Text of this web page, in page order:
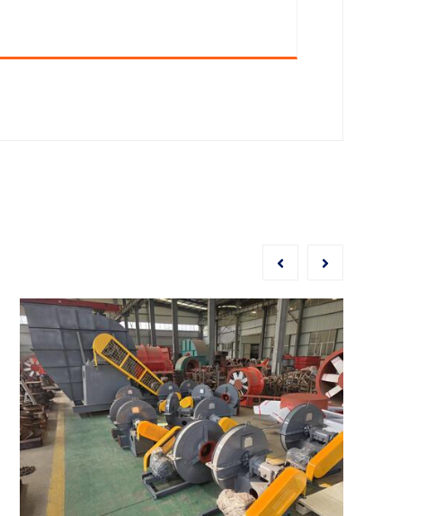
HOË-TEMPERATUUR KORROSIE EN SPESIALE OMGEWING WAAIERS | METAAL EN NIE-METAAL MYNBOU | TONNELS EN ONDERGRONDSE INGENIEURSWERKE